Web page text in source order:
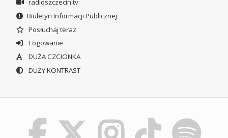
radioszczecin.tv
Biuletyn Informacji Publicznej
Posłuchaj teraz
Logowanie
DUŻA CZCIONKA
DUŻY KONTRAST